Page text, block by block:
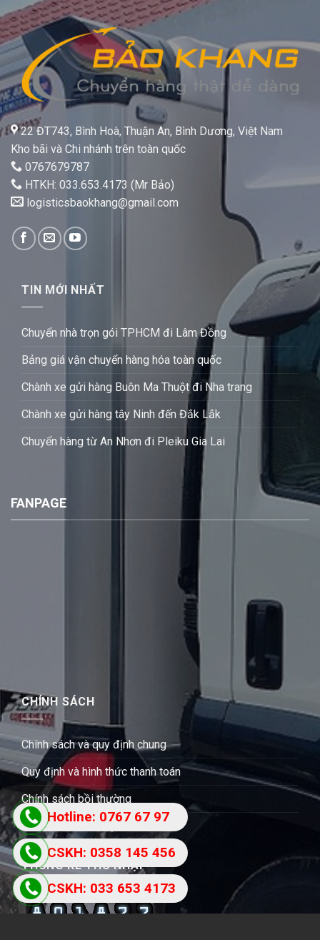
22 ĐT743, Bình Hoà, Thuận An, Bình Dương, Việt Nam
Kho bãi và Chi nhánh trên toàn quốc
0767679787
HTKH: 033.653.4173 (Mr Bảo)
logisticsbaokhang@gmail.com
TIN MỚI NHẤT
Chuyển nhà trọn gói TPHCM đi Lâm Đồng
Bảng giá vận chuyển hàng hóa toàn quốc
Chành xe gửi hàng Buôn Ma Thuột đi Nha trang
Chành xe gửi hàng tây Ninh đến Đắk Lắk
Chuyển hàng từ An Nhơn đi Pleiku Gia Lai
FANPAGE
CHÍNH SÁCH
Chính sách và quy định chung
Quy định và hình thức thanh toán
Chính sách bồi thường
Chính sách bảo mật
THỐNG KÊ THU NHẬP
Hotline: 0767 67 97
87
CSKH: 033 653 4173
CSKH: 0358 145 456